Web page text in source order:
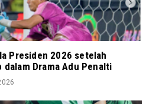
Presiden 2026 setelah
Drama Adu Penalti